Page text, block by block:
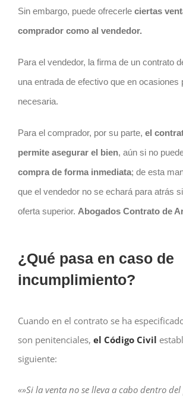
Sin embargo, puede ofrecerle ciertas
comprador como al vendedor.
Para el vendedor, la firma de un contrato
una entrada de efectivo que en ocasiones
necesaria.
Para el comprador, por su parte, el
permite asegurar el bien, aún si no
compra de forma inmediata; de esta
que el vendedor no se echará para atrás
oferta superior. Abogados Contrato de
¿Qué pasa en caso de
incumplimiento?
Cuando en el contrato se ha
son penitenciales, el Código Civil
siguiente:
«»Si la venta no se lleva a cabo dentro